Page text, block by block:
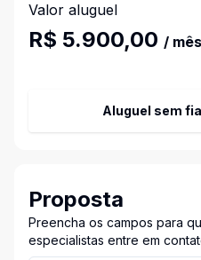
Valor aluguel
R$ 5.900,00 / mês
Aluguel sem
Proposta
Preencha os campos para
especialistas entre em